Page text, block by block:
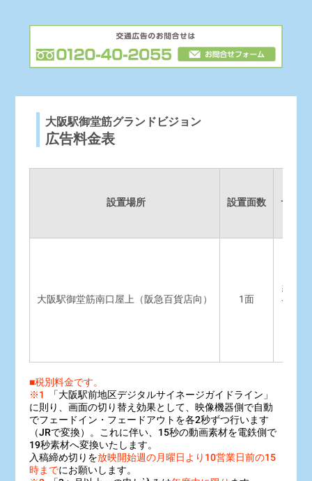
大阪駅御堂筋グランドビジョン
広告料金表
設置場所 設置面数 サイズ
大阪駅御堂筋南口屋上（阪急百貨店向） 1面
約217
インチ
■税別料金です。
※1 「大阪駅前地区デジタルサイネージガイドライン」
に則り、画面の切り替え効果として、映像機器側で自動
でフェードイン・フェードアウトを各2秒ずつ行います
（JRで変換） 。これに伴い、15秒の動画素材を電鉄側で
19秒素材へ変換いたします。
入稿締め切りを放映開始週の月曜日より10営業日前の15
時までにお願いします。